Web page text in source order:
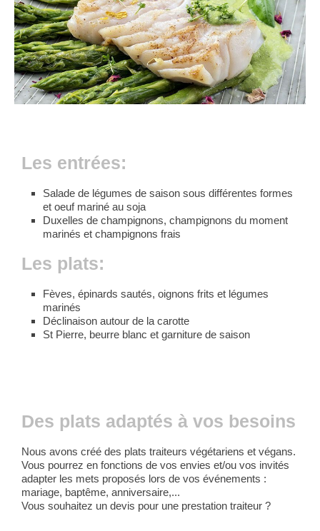
Les entrées:
Salade de légumes de saison sous différentes formes
et oeuf mariné au soja
Duxelles de champignons, champignons du moment
marinés et champignons frais
Les plats:
Fèves, épinards sautés, oignons frits et légumes
marinés
Déclinaison autour de la carotte
St Pierre, beurre blanc et garniture de saison
Des plats adaptés à vos besoins
Nous avons créé des plats traiteurs végétariens et végans.
Vous pourrez en fonctions de vos envies et/ou vos invités
adapter les mets proposés lors de vos événements :
mariage, baptême, anniversaire,...
Vous souhaitez un devis pour une prestation traiteur ?